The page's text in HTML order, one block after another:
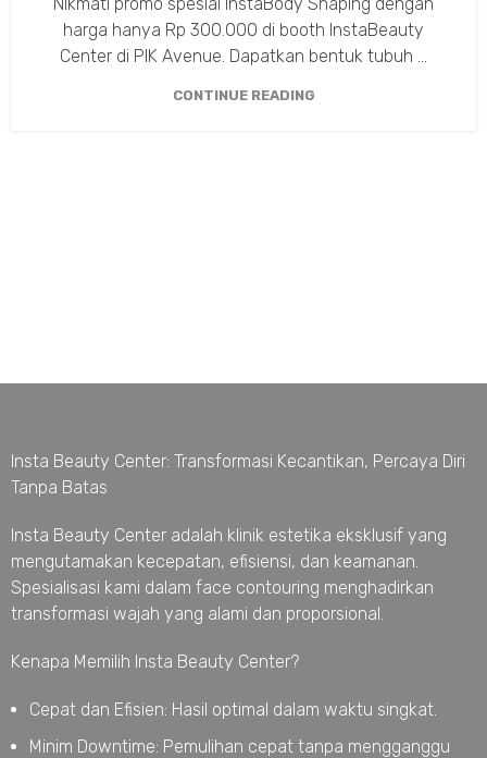
harga hanya Rp 300.000 di booth InstaBeauty
Center di PIK Avenue. Dapatkan bentuk tubuh ...
CONTINUE READING
Insta Beauty Center: Transformasi Kecantikan, Percaya Diri
Tanpa Batas
Insta Beauty Center adalah klinik estetika eksklusif yang
mengutamakan kecepatan, efisiensi, dan keamanan.
Spesialisasi kami dalam face contouring menghadirkan
transformasi wajah yang alami dan proporsional.
Kenapa Memilih Insta Beauty Center?
Cepat dan Efisien: Hasil optimal dalam waktu singkat.
Minim Downtime: Pemulihan cepat tanpa mengganggu